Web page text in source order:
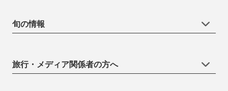
旬の情報
旅行・メディア関係者の方へ